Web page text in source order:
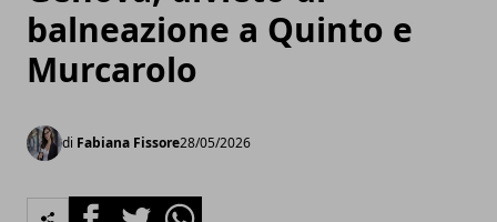
balneazione a Quinto e
Murcarolo
di Fabiana Fissore28/05/2026
FacebookTwitterWhatsapp